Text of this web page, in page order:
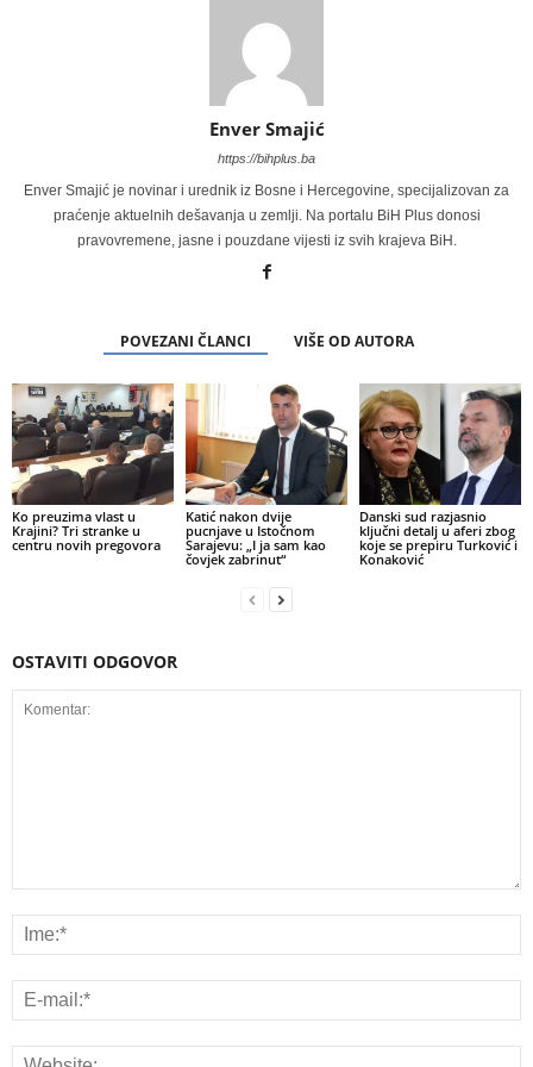
Enver Smajić
https://bihplus.ba
Enver Smajić je novinar i urednik iz Bosne i Hercegovine, specijalizovan za
praćenje aktuelnih dešavanja u zemlji. Na portalu BiH Plus donosi
pravovremene, jasne i pouzdane vijesti iz svih krajeva BiH.
POVEZANI ČLANCI VIŠE OD AUTORA
Ko preuzima vlast u
Krajini? Tri stranke u
centru novih pregovora
Katić nakon dvije
pucnjave u Istočnom
Sarajevu: „I ja sam kao
čovjek zabrinut“
Danski sud razjasnio
ključni detalj u aferi zbog
koje se prepiru Turković i
Konaković
OSTAVITI ODGOVOR